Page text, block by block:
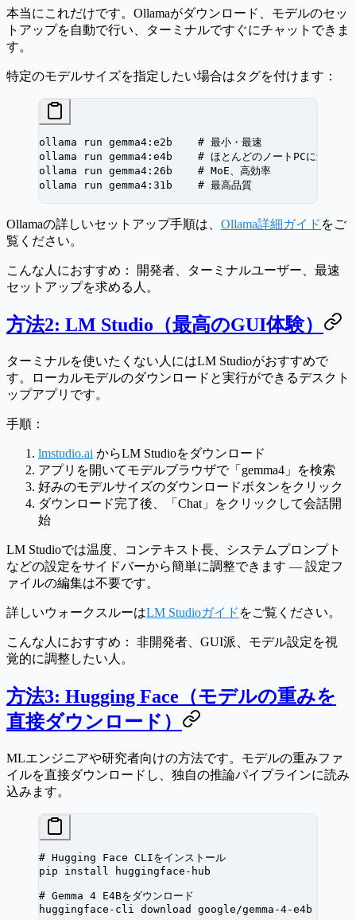
本当にこれだけです。Ollamaがダウンロード、モデルのセッ
トアップを自動で行い、ターミナルですぐにチャットできま
す。
特定のモデルサイズを指定したい場合はタグを付けます：
ollama run gemma4:e2b
    # 最小・最速
ollama run gemma4:e4b
    # ほとんどのノートPCに最適
ollama run gemma4:26b
    # MoE、高効率
ollama run gemma4:31b
    # 最高品質
Ollamaの詳しいセットアップ手順は、 Ollama詳細ガイド をご
覧ください。
こんな人におすすめ：
開発者、ターミナルユーザー、最速
セットアップを求める人。
方法2: LM Studio（最高のGUI体験）
ターミナルを使いたくない人にはLM Studioがおすすめで
す。ローカルモデルのダウンロードと実行ができるデスクト
ップアプリです。
手順：
lmstudio.ai からLM Studioをダウンロード
アプリを開いてモデルブラウザで「gemma4」を検索
好みのモデルサイズのダウンロードボタンをクリック
ダウンロード完了後、「Chat」をクリックして会話開
始
LM Studioでは温度、コンテキスト長、システムプロンプト
などの設定をサイドバーから簡単に調整できます — 設定フ
ァイルの編集は不要です。
詳しいウォークスルーはLM Studioガイド をご覧ください。
こんな人におすすめ：
非開発者、GUI派、モデル設定を視
覚的に調整したい人。
方法3: Hugging Face（モデルの重みを
直接ダウンロード）
MLエンジニアや研究者向けの方法です。モデルの重みファ
イルを直接ダウンロードし、独自の推論パイプラインに読み
込みます。
# Hugging Face CLIをインストール
pip install huggingface-hub
# Gemma 4 E4Bをダウンロード
huggingface-cli download google/gemma-4-e4b